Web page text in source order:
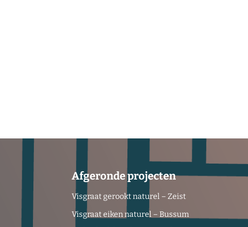
Afgeronde projecten
Visgraat gerookt naturel – Zeist
Visgraat eiken naturel – Bussum